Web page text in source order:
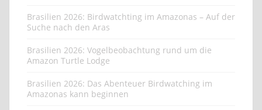
Brasilien 2026: Birdwatchting im Amazonas – Auf der
Suche nach den Aras
Brasilien 2026: Vogelbeobachtung rund um die
Amazon Turtle Lodge
Brasilien 2026: Das Abenteuer Birdwatching im
Amazonas kann beginnen